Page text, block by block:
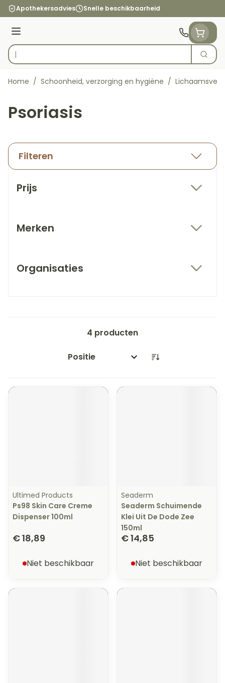
Ga naar de inhoud
Apothekersadvies Snelle beschikbaarheid
Menu
Product, merk, categorie...
Zoek
Home / Schoonheid, verzorging en hygiëne /
Psoriasis
Filteren
Prijs
Merken
Organisaties
4 producten
Sorteer op:
Ultimed Products
Ps98 Skin Care Creme
Dispenser 100ml
€ 18,89
Niet beschikbaar
Seaderm
Seaderm Schuimende
Klei Uit De Dode Zee
150ml
€ 14,85
Niet beschikbaar